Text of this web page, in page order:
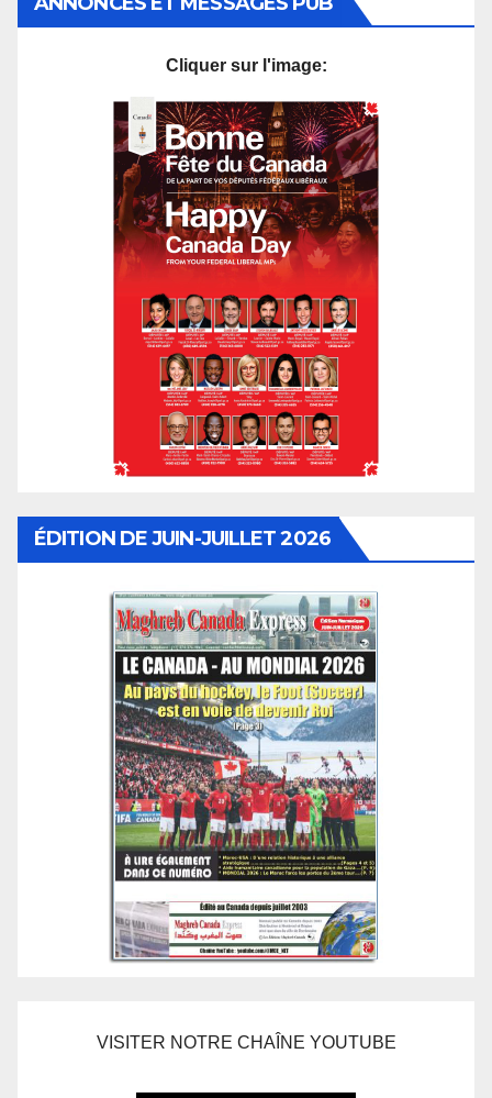
Cliquer sur l'image:
ÉDITION DE JUIN-JUILLET 2026
VISITER NOTRE CHAÎNE YOUTUBE